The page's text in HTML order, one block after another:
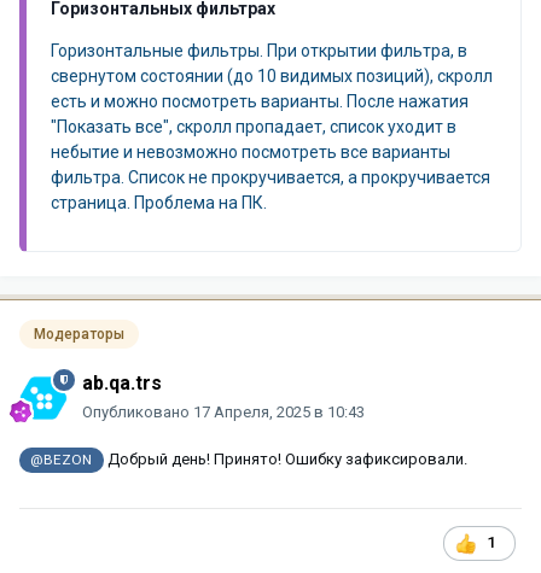
Горизонтальных фильтрах
Горизонтальные фильтры. При открытии фильтра, в
свернутом состоянии (до 10 видимых позиций), скролл
есть и можно посмотреть варианты. После нажатия
"Показать все", скролл пропадает, список уходит в
небытие и невозможно посмотреть все варианты
фильтра. Список не прокручивается, а прокручивается
страница. Проблема на ПК.
Модераторы
ab.qa.trs
Опубликовано 17 Апреля, 2025 в 10:43
@BEZON Добрый день! Принято! Ошибку зафиксировали.
1